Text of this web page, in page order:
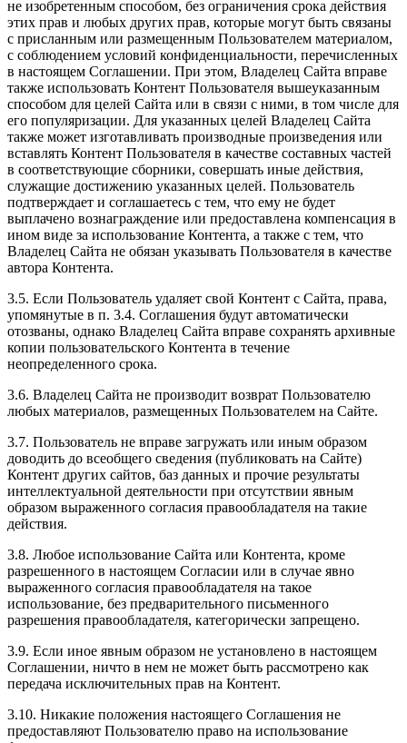
не изобретенным способом, без ограничения срока действия
этих прав и любых других прав, которые могут быть связаны
с присланным или размещенным Пользователем материалом,
с соблюдением условий конфиденциальности, перечисленных
в настоящем Соглашении. При этом, Владелец Сайта вправе
также использовать Контент Пользователя вышеуказанным
способом для целей Сайта или в связи с ними, в том числе для
его популяризации. Для указанных целей Владелец Сайта
также может изготавливать производные произведения или
вставлять Контент Пользователя в качестве составных частей
в соответствующие сборники, совершать иные действия,
служащие достижению указанных целей. Пользователь
подтверждает и соглашаетесь с тем, что ему не будет
выплачено вознаграждение или предоставлена компенсация в
ином виде за использование Контента, а также с тем, что
Владелец Сайта не обязан указывать Пользователя в качестве
автора Контента.
3.5. Если Пользователь удаляет свой Контент с Сайта, права,
упомянутые в п. 3.4. Соглашения будут автоматически
отозваны, однако Владелец Сайта вправе сохранять архивные
копии пользовательского Контента в течение
неопределенного срока.
3.6. Владелец Сайта не производит возврат Пользователю
любых материалов, размещенных Пользователем на Сайте.
3.7. Пользователь не вправе загружать или иным образом
доводить до всеобщего сведения (публиковать на Сайте)
Контент других сайтов, баз данных и прочие результаты
интеллектуальной деятельности при отсутствии явным
образом выраженного согласия правообладателя на такие
действия.
3.8. Любое использование Сайта или Контента, кроме
разрешенного в настоящем Согласии или в случае явно
выраженного согласия правообладателя на такое
использование, без предварительного письменного
разрешения правообладателя, категорически запрещено.
3.9. Если иное явным образом не установлено в настоящем
Соглашении, ничто в нем не может быть рассмотрено как
передача исключительных прав на Контент.
3.10. Никакие положения настоящего Соглашения не
предоставляют Пользователю право на использование